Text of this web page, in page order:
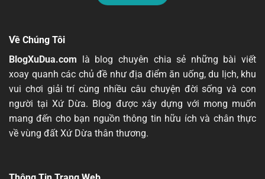
Về Chúng Tôi
BlogXuDua.com là blog chuyên chia sẻ những bài viết
xoay quanh các chủ đề như địa điểm ăn uống, du lịch, khu
vui chơi giải trí cùng nhiều câu chuyện đời sống và con
người tại Xứ Dừa. Blog được xây dựng với mong muốn
mang đến cho bạn nguồn thông tin hữu ích và chân thực
về vùng đất Xứ Dừa thân thương.